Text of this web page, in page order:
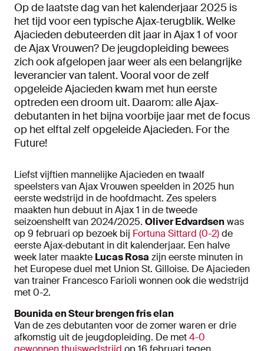
Op de laatste dag van het kalenderjaar 2025 is
het tijd voor een typische Ajax-terugblik. Welke
Ajacieden debuteerden dit jaar in Ajax 1 of voor
de Ajax Vrouwen? De jeugdopleiding bewees
zich ook afgelopen jaar weer als een belangrijke
leverancier van talent. Vooral voor de zelf
opgeleide Ajacieden kwam met hun eerste
optreden een droom uit. Daarom: alle Ajax-
debutanten in het bijna voorbije jaar met de focus
op het elftal zelf opgeleide Ajacieden. For the
Future!
Liefst vijftien mannelijke Ajacieden en twaalf
speelsters van Ajax Vrouwen speelden in 2025 hun
eerste wedstrijd in de hoofdmacht. Zes spelers
maakten hun debuut in Ajax 1 in de tweede
seizoenshelft van 2024/2025. Oliver Edvardsenwas
op 9 februari op bezoek bij Fortuna Sittard (0-2)de
eerste Ajax-debutant in dit kalenderjaar. Een halve
week later maakte Lucas Rosa zijn eerste minuten in
het Europese duel met Union St. Gilloise. De Ajacieden
van trainer Francesco Farioli wonnen ook die wedstrijd
met 0-2.
Bounida en Steur brengen fris elan
Van de zes debutanten voor de zomer waren er drie
afkomstig uit de jeugdopleiding. De met4-0